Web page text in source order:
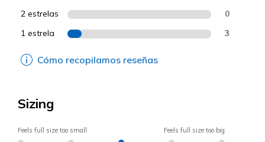
2 estrelas 0
1 estrela 3
Cómo recopilamos reseñas
Sizing
Feels full size too small Feels full size too big